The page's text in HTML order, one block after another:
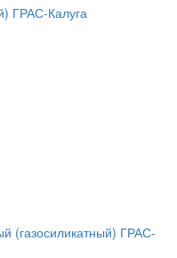
ГРАС-Калуга